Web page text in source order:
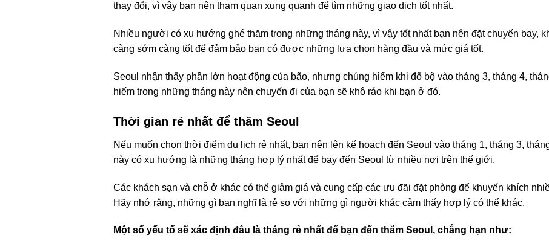
thay đổi, vì vậy bạn nên tham quan xung quanh để tìm những giao dịch tốt nhất.
Nhiều người có xu hướng ghé thăm trong những tháng này, vì vậy tốt nhất bạn nên đặt chuyến bay,
càng sớm càng tốt để đảm bảo bạn có được những lựa chọn hàng đầu và mức giá tốt.
Seoul nhận thấy phần lớn hoạt động của bão, nhưng chúng hiếm khi đổ bộ vào tháng 3, tháng 4,
hiếm trong những tháng này nên chuyến đi của bạn sẽ khô ráo khi bạn ở đó.
Thời gian rẻ nhất để thăm Seoul
Nếu muốn chọn thời điểm du lịch rẻ nhất, bạn nên lên kế hoạch đến Seoul vào tháng 1, tháng 3,
này có xu hướng là những tháng hợp lý nhất để bay đến Seoul từ nhiều nơi trên thế giới.
Các khách sạn và chỗ ở khác có thể giảm giá và cung cấp các ưu đãi đặt phòng để khuyến khích
Hãy nhớ rằng, những gì bạn nghĩ là rẻ so với những gì người khác cảm thấy hợp lý có thể khác.
Một số yếu tố sẽ xác định đâu là tháng rẻ nhất để bạn đến thăm Seoul, chẳng hạn như: